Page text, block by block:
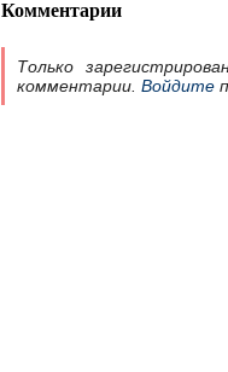
Комментарии
Только
комментарии. Войдите